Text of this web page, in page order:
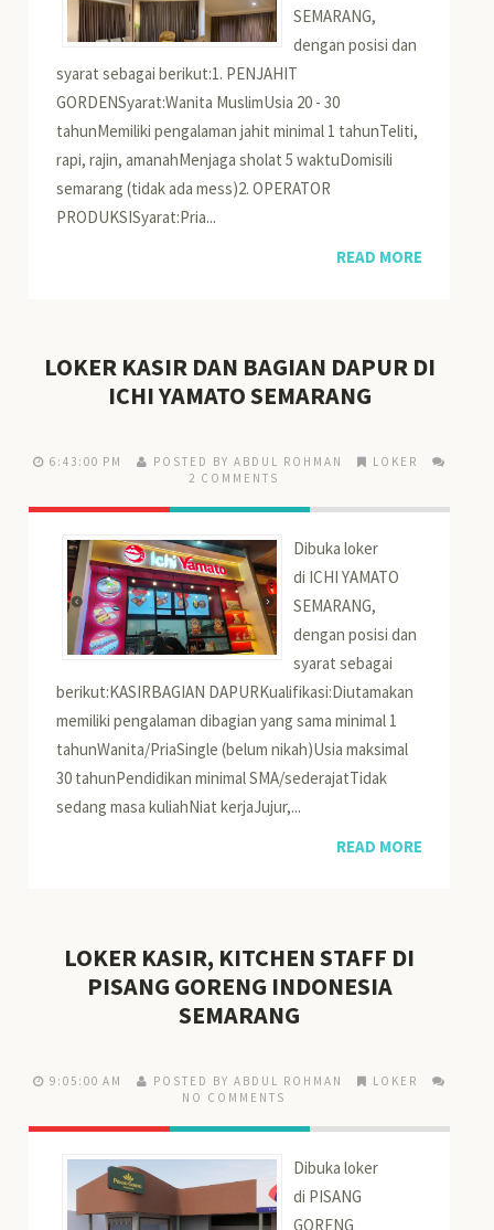
SEMARANG,
dengan posisi dan
syarat sebagai berikut:1. PENJAHIT
GORDENSyarat:Wanita MuslimUsia 20 - 30
tahunMemiliki pengalaman jahit minimal 1 tahunTeliti,
rapi, rajin, amanahMenjaga sholat 5 waktuDomisili
semarang (tidak ada mess)2. OPERATOR
PRODUKSISyarat:Pria...
READ MORE
LOKER KASIR DAN BAGIAN DAPUR DI
ICHI YAMATO SEMARANG
6:43:00 PM POSTED BY ABDUL ROHMAN
LOKER
2 COMMENTS
Dibuka loker
di ICHI YAMATO
SEMARANG,
dengan posisi dan
syarat sebagai
berikut:KASIRBAGIAN DAPURKualifikasi:Diutamakan
memiliki pengalaman dibagian yang sama minimal 1
tahunWanita/PriaSingle (belum nikah)Usia maksimal
30 tahunPendidikan minimal SMA/sederajatTidak
sedang masa kuliahNiat kerjaJujur,...
READ MORE
LOKER KASIR, KITCHEN STAFF DI
PISANG GORENG INDONESIA
SEMARANG
9:05:00 AM POSTED BY ABDUL ROHMAN
LOKER
NO COMMENTS
Dibuka loker
di PISANG
GORENG